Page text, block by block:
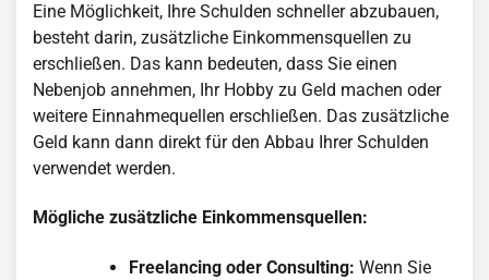
Eine Möglichkeit, Ihre Schulden schneller abzubauen,
besteht darin, zusätzliche Einkommensquellen zu
erschließen. Das kann bedeuten, dass Sie einen
Nebenjob annehmen, Ihr Hobby zu Geld machen oder
weitere Einnahmequellen erschließen. Das zusätzliche
Geld kann dann direkt für den Abbau Ihrer Schulden
verwendet werden.
Mögliche zusätzliche Einkommensquellen:
Freelancing oder Consulting: Wenn Sie